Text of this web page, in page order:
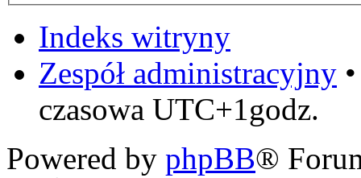
Indeks witryny
Zespół administracyjny
czasowa UTC+1godz.
Powered by phpBB®